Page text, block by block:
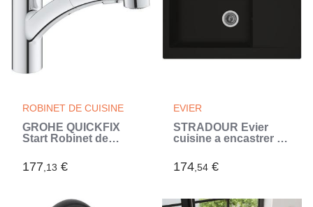
ROBINET DE CUISINE
GROHE QUICKFIX
Start Robinet de
douchette extractible,
inverseur 2 jets,
177,13 €
EVIER
STRADOUR Evier
cuisine a encastrer 1
égouttoir Einna -
Résine - 86 x 50 cm -
174,54 €